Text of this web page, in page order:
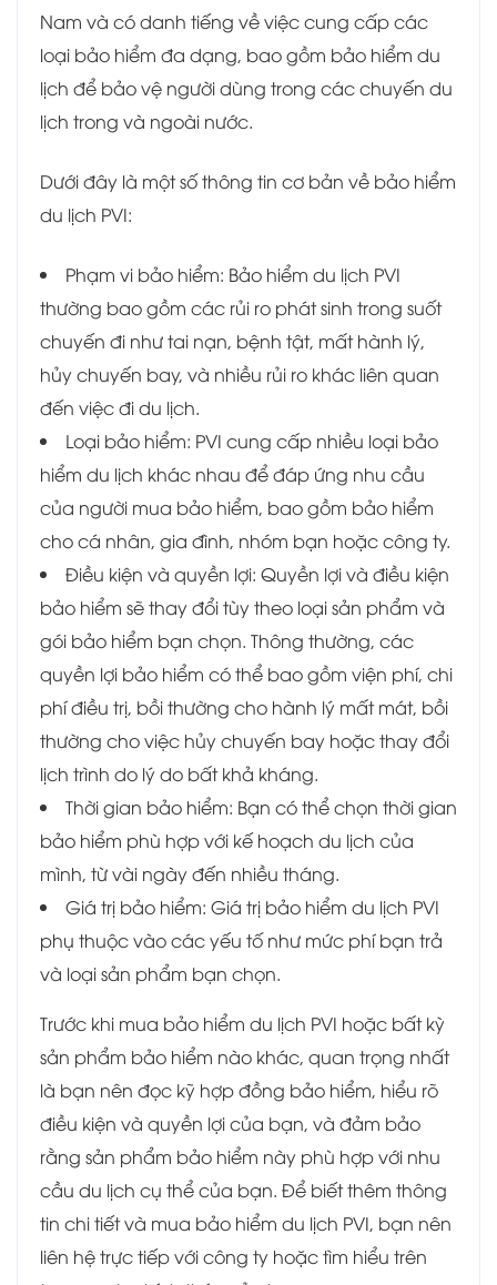
Nam và có danh tiếng về việc cung cấp các
loại bảo hiểm đa dạng, bao gồm bảo hiểm du
lịch để bảo vệ người dùng trong các chuyến du
lịch trong và ngoài nước.
Dưới đây là một số thông tin cơ bản về bảo hiểm
du lịch PVI:
Phạm vi bảo hiểm: Bảo hiểm du lịch PVI
thường bao gồm các rủi ro phát sinh trong suốt
chuyến đi như tai nạn, bệnh tật, mất hành lý,
hủy chuyến bay, và nhiều rủi ro khác liên quan
đến việc đi du lịch.
Loại bảo hiểm: PVI cung cấp nhiều loại bảo
hiểm du lịch khác nhau để đáp ứng nhu cầu
của người mua bảo hiểm, bao gồm bảo hiểm
cho cá nhân, gia đình, nhóm bạn hoặc công ty.
Điều kiện và quyền lợi: Quyền lợi và điều kiện
bảo hiểm sẽ thay đổi tùy theo loại sản phẩm và
gói bảo hiểm bạn chọn. Thông thường, các
quyền lợi bảo hiểm có thể bao gồm viện phí, chi
phí điều trị, bồi thường cho hành lý mất mát, bồi
thường cho việc hủy chuyến bay hoặc thay đổi
lịch trình do lý do bất khả kháng.
Thời gian bảo hiểm: Bạn có thể chọn thời gian
bảo hiểm phù hợp với kế hoạch du lịch của
mình, từ vài ngày đến nhiều tháng.
Giá trị bảo hiểm: Giá trị bảo hiểm du lịch PVI
phụ thuộc vào các yếu tố như mức phí bạn trả
và loại sản phẩm bạn chọn.
Trước khi mua bảo hiểm du lịch PVI hoặc bất kỳ
sản phẩm bảo hiểm nào khác, quan trọng nhất
là bạn nên đọc kỹ hợp đồng bảo hiểm, hiểu rõ
điều kiện và quyền lợi của bạn, và đảm bảo
rằng sản phẩm bảo hiểm này phù hợp với nhu
cầu du lịch cụ thể của bạn. Để biết thêm thông
tin chi tiết và mua bảo hiểm du lịch PVI, bạn nên
liên hệ trực tiếp với công ty hoặc tìm hiểu trên